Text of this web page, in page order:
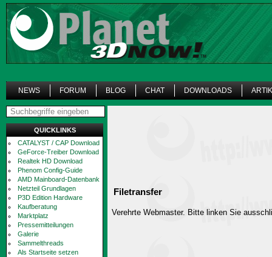
NEWS FORUM BLOG CHAT DOWNLOADS
QUICKLINKS
CATALYST / CAP Download
GeForce-Treiber Download
Realtek HD Download
Phenom Config-Guide
AMD Mainboard-Datenbank
Netzteil Grundlagen
P3D Edition Hardware
Kaufberatung
Marktplatz
Pressemitteilungen
Galerie
Sammelthreads
Als Startseite setzen
Filetransfer
Verehrte Webmaster. Bitte linken Sie